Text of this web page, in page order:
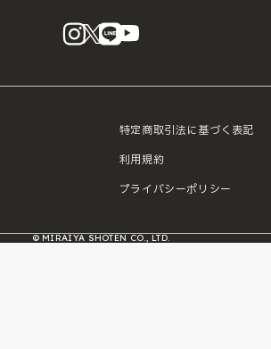
instagram
X LINE
特定商取引法に基づく表記
利用規約
プライバシーポリシー
© MIRAIYA SHOTEN CO., LTD.